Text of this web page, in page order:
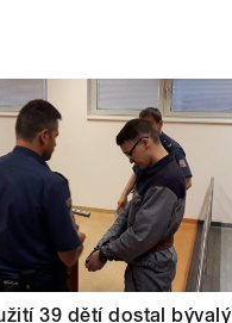
39 dětí dostal bývalý